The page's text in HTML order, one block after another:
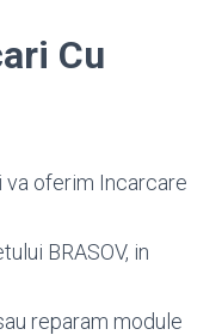
Cu
va oferim Incarcare
BRASOV, in
reparam module